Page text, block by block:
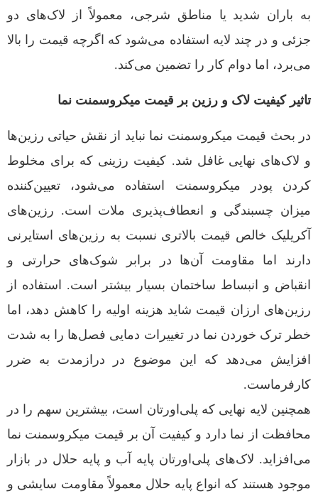
به باران شدید یا مناطق شرجی، معمولاً از لاک‌های دو
جزئی و در چند لایه استفاده می‌شود که اگرچه قیمت را بالا
می‌برد، اما دوام کار را تضمین می‌کند.
تاثیر کیفیت لاک و رزین بر قیمت میکروسمنت نما
در بحث قیمت میکروسمنت نما نباید از نقش حیاتی رزین‌ها
و لاک‌های نهایی غافل شد. کیفیت رزینی که برای مخلوط
کردن پودر میکروسمنت استفاده می‌شود، تعیین‌کننده
میزان چسبندگی و انعطاف‌پذیری ملات است. رزین‌های
آکریلیک خالص قیمت بالاتری نسبت به رزین‌های استایرنی
دارند اما مقاومت آن‌ها در برابر شوک‌های حرارتی و
انقباض و انبساط ساختمان بسیار بیشتر است. استفاده از
رزین‌های ارزان قیمت شاید هزینه اولیه را کاهش دهد، اما
خطر ترک خوردن نما در تغییرات دمایی فصل‌ها را به شدت
افزایش می‌دهد که این موضوع در درازمدت به ضرر
کارفرماست.
همچنین لایه نهایی که پلی‌اورتان است، بیشترین سهم را در
محافظت از نما دارد و کیفیت آن بر قیمت میکروسمنت نما
می‌افزاید. لاک‌های پلی‌اورتان پایه آب و پایه حلال در بازار
موجود هستند که انواع پایه حلال معمولاً مقاومت سایشی و